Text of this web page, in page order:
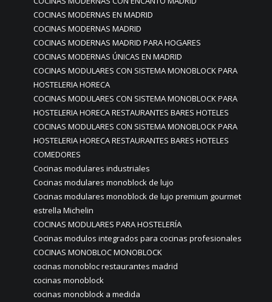
COCINAS MODERNAS EN MADRID
COCINAS MODERNAS MADRID
COCINAS MODERNAS MADRID PARA HOGARES
COCINAS MODERNAS ÚNICAS EN MADRID
COCINAS MODULARES CON SISTEMA MONOBLOCK PARA
HOSTELERIA HORECA
COCINAS MODULARES CON SISTEMA MONOBLOCK PARA
HOSTELERIA HORECA RESTAURANTES BARES HOTELES
COCINAS MODULARES CON SISTEMA MONOBLOCK PARA
HOSTELERIA HORECA RESTAURANTES BARES HOTELES
COMEDORES
Cocinas modulares industriales
Cocinas modulares monoblock de lujo
Cocinas modulares monoblock de lujo premium gourmet
estrella Michelin
COCINAS MODULARES PARA HOSTELERÍA
Cocinas modulos integrados para cocinas profesionales
COCINAS MONOBLOC MONOBLOCK
cocinas monobloc restaurantes madrid
cocinas monoblock
cocinas monoblock a medida